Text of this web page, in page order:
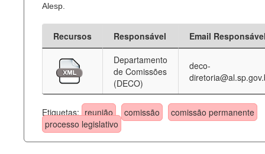
Alesp.
Recursos Responsável
Email
Departamento
de Comissões
(DECO)
deco-
Etiquetas: reunião comissão
comissão permanente
processo legislativo